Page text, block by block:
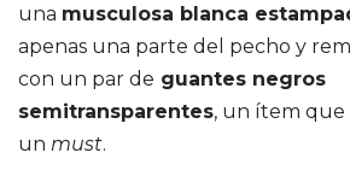
una musculosa blanca
apenas una parte del pecho y
con un par de guantes negros
semitransparentes, un ítem que
un must.